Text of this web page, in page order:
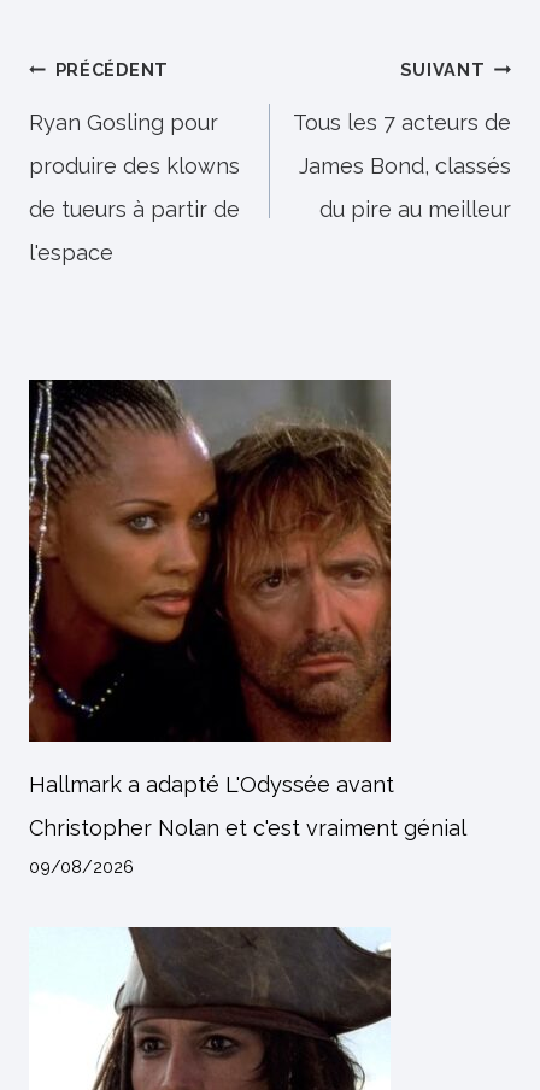
Navigation
de
l’article
PRÉCÉDENT
Ryan Gosling pour
produire des klowns
de tueurs à partir de
l'espace
SUIVANT
Tous les 7 acteurs de
James Bond, classés
du pire au meilleur
Hallmark a adapté L'Odyssée avant
Christopher Nolan et c'est vraiment génial
09/08/2026